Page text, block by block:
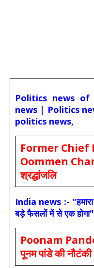
Politics news
news | Politics
politics news,
Former
Oommen
श्रद्धांजलि
India news :- "हमारा
बड़े फैसलों में से एक
Poonam
पूनम पांडे की नौटंकी